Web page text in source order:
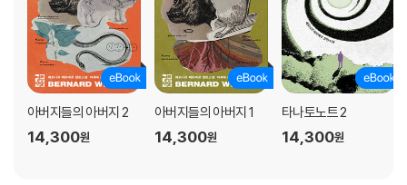
아버지들의 아버지 2
14,300원
아버지들의 아버지 1
14,300원
타나토노트 2
14,300원